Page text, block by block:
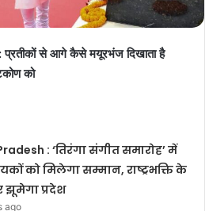
से आगे कैसे मयूरभंज दिखाता है
को
: ‘तिरंगा संगीत समारोह’ में
को मिलेगा सम्मान, राष्ट्रभक्ति के
झूमेगा प्रदेश
ago